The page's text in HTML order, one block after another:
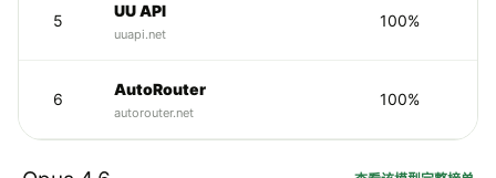
5
UU API
uuapi.net
100%
6
AutoRouter
autorouter.net
100%